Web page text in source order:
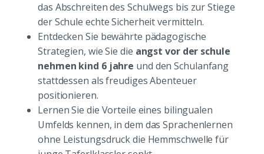
das Abschreiten des Schulwegs bis zur Stiege
der Schule echte Sicherheit vermitteln.
Entdecken Sie bewährte pädagogische
Strategien, wie Sie die angst vor der schule
nehmen kind 6 jahre und den Schulanfang
stattdessen als freudiges Abenteuer
positionieren.
Lernen Sie die Vorteile eines bilingualen
Umfelds kennen, in dem das Sprachenlernen
ohne Leistungsdruck die Hemmschwelle für